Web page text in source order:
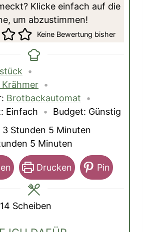
um abzustimmen!
Keine Bewertung bisher
Krähmer
Brotbackautomat
Einfach Budget: Günstig
3Stunden
Stunden 5 Minuten
Minuten
5 Minuten
Minuten
Drucken Pin
14 Scheiben